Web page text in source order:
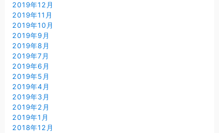
2019年12月
2019年11月
2019年10月
2019年9月
2019年8月
2019年7月
2019年6月
2019年5月
2019年4月
2019年3月
2019年2月
2019年1月
2018年12月